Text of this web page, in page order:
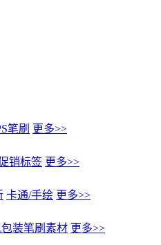
笔刷 更多>>
销标签 更多>>
卡通/手绘 更多>>
装笔刷素材 更多>>